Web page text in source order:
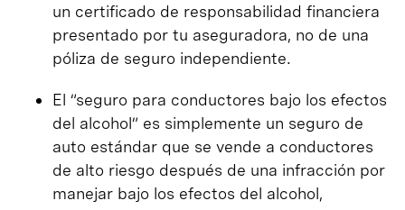
un certificado de responsabilidad financiera
presentado por tu aseguradora, no de una
póliza de seguro independiente.
El “seguro para conductores bajo los efectos
del alcohol” es simplemente un seguro de
auto estándar que se vende a conductores
de alto riesgo después de una infracción por
manejar bajo los efectos del alcohol,